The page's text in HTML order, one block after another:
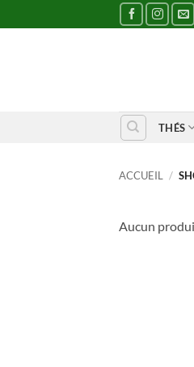
au
THÉS
ACCUEIL /
Aucun